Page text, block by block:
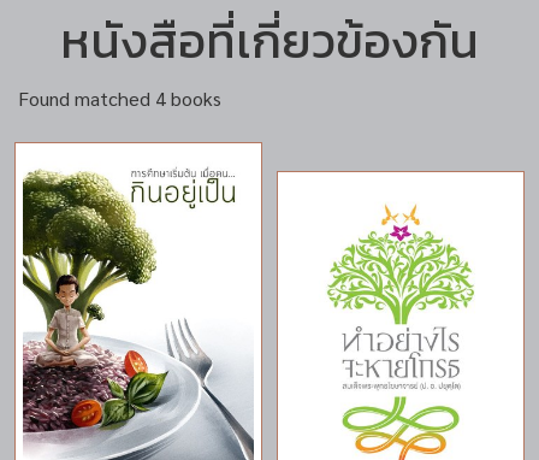
หนังสือที่เกี่ยวข้องกัน
Found matched 4 books